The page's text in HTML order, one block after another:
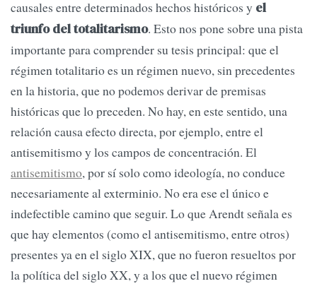
causales entre determinados hechos históricos y el
triunfo del totalitarismo. Esto nos pone sobre una pista
importante para comprender su tesis principal: que el
régimen totalitario es un régimen nuevo, sin precedentes
en la historia, que no podemos derivar de premisas
históricas que lo preceden. No hay, en este sentido, una
relación causa efecto directa, por ejemplo, entre el
antisemitismo y los campos de concentración. El
antisemitismo, por sí solo como ideología, no conduce
necesariamente al exterminio. No era ese el único e
indefectible camino que seguir. Lo que Arendt señala es
que hay elementos (como el antisemitismo, entre otros)
presentes ya en el siglo XIX, que no fueron resueltos por
la política del siglo XX, y a los que el nuevo régimen